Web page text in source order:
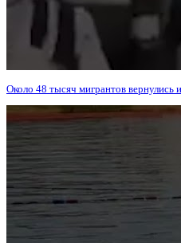
Около 48 тысяч мигрантов вернулись